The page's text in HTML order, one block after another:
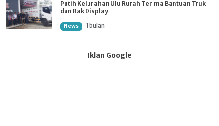
Putih Kelurahan Ulu Rurah Terima Bantuan Truk
dan Rak Display
News 1 bulan
Iklan Google